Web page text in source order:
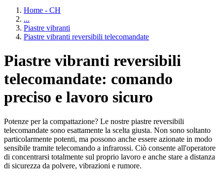
Home - CH
...
Piastre vibranti
Piastre vibranti reversibili telecomandate
Piastre vibranti reversibili
telecomandate: comando
preciso e lavoro sicuro
Potenze per la compattazione? Le nostre piastre reversibili
telecomandate sono esattamente la scelta giusta. Non sono soltanto
particolarmente potenti, ma possono anche essere azionate in modo
sensibile tramite telecomando a infrarossi. Ciò consente all'operatore
di concentrarsi totalmente sul proprio lavoro e anche stare a distanza
di sicurezza da polvere, vibrazioni e rumore.